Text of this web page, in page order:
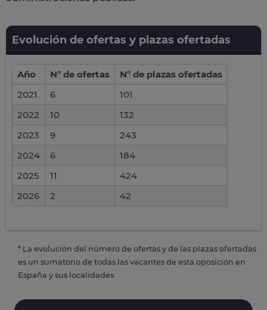
Evolución de ofertas y plazas ofertadas
Año Nº de ofertas
Nº de plazas ofertadas
2021
6
101
2022
10
132
2023
9
243
2024
6
184
2025
11
424
2026
2 42
* La evolución del número de ofertas y de las plazas ofertadas
es un sumatorio de todas las vacantes de esta oposición en
España y sus localidades